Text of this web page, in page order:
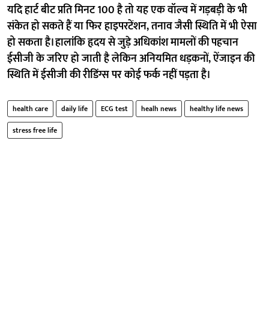
यदि हार्ट बीट प्रति मिनट 100 है तो यह एक वॉल्व में गड़बड़ी के भी
संकेत हो सकते हैं या फिर हाइपरटेंशन, तनाव जैसी स्थिति में भी ऐसा
हो सकता है। हालांकि हृदय से जुड़े अधिकांश मामलों की पहचान
ईसीजी के जरिए हो जाती है लेकिन अनियमित धड़कनों, ऐंजाइन की
स्थिति में ईसीजी की रीडिंग्स पर कोई फर्क नहीं पड़ता है।
health care daily life ECG test healh news
healthy life news
stress free life